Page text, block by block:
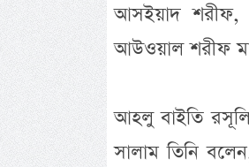
আসইয়াদ শরীফ,
আউওয়াল শরীফ
আহলু বাইতি
সালাম তিনি